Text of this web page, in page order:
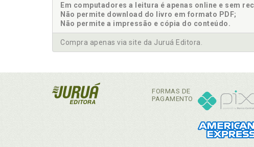
Em computadores a leitura é apenas online e sem
Não permite download do livro em formato PDF;
Não permite a impressão e cópia do conteúdo.
Compra apenas via site da Juruá Editora.
FORMAS DE
PAGAMENTO